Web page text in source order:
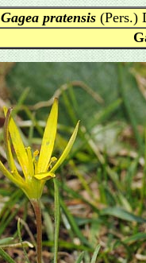
Gagea pratensis (Pers.)